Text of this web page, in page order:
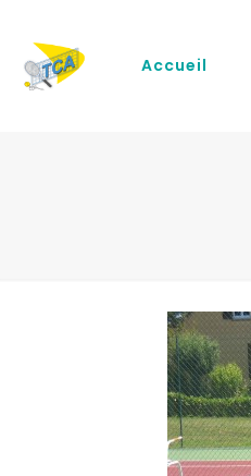
Accueil